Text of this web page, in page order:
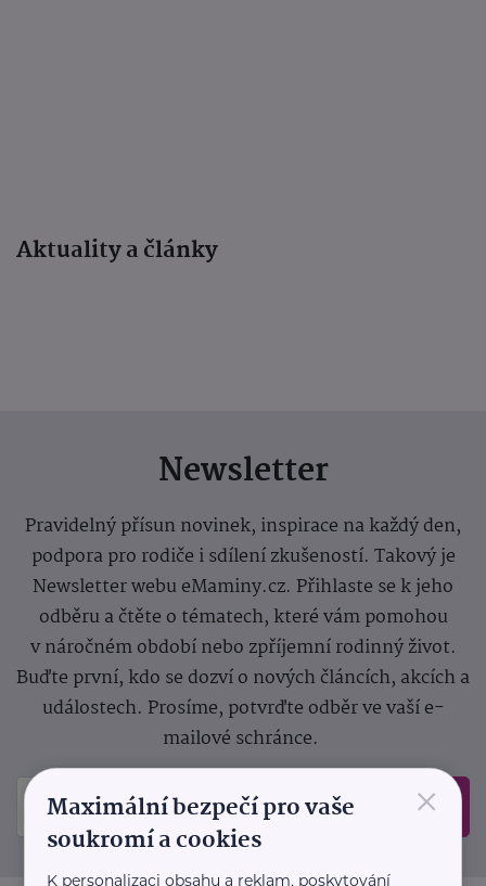
Aktuality a články
Newsletter
Pravidelný přísun novinek, inspirace na každý den,
podpora pro rodiče i sdílení zkušeností. Takový je
Newsletter webu eMaminy.cz. Přihlaste se k jeho
odběru a čtěte o tématech, které vám pomohou
v náročném období nebo zpříjemní rodinný život.
Buďte první, kdo se dozví o nových článcích, akcích a
událostech. Prosíme, potvrďte odběr ve vaší e-
mailové schránce.
Odeslat
×
Maximální bezpečí pro vaše
soukromí a cookies
K personalizaci obsahu a reklam, poskytování